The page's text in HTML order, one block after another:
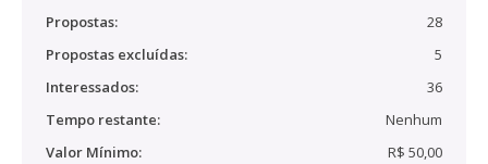
Propostas:
28
Propostas excluídas:
5
Interessados:
36
Tempo restante:
Nenhum
Valor Mínimo:
R$ 50,00